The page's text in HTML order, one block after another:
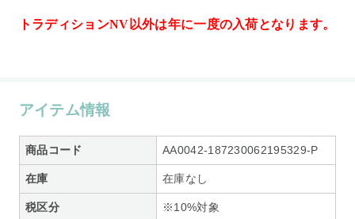
トラディションNV以外は年に一度の入荷となります。
アイテム情報
商品コード AA0042-187230062195329-P
在庫 在庫なし
税区分 ※10%対象